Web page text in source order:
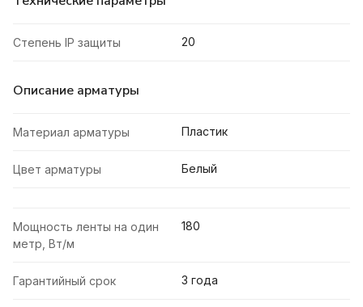
Степень IP защиты 20
Описание арматуры
Материал арматуры Пластик
Цвет арматуры Белый
Мощность ленты на один
метр, Вт/м
180
Гарантийный срок 3 года